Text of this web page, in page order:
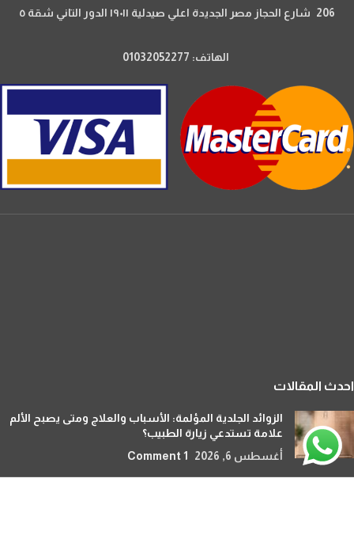
206 شارع الحجاز مصر الجديدة اعلي صيدلية ١٩٠١١ الدور التاني شقة ٥
الهاتف: 01032052277
احدث المقالات
الزوائد الجلدية المؤلمة: الأسباب والعلاج ومتى يصبح الألم
علامة تستدعي زيارة الطبيب؟
أغسطس 6, 2026
1 Comment